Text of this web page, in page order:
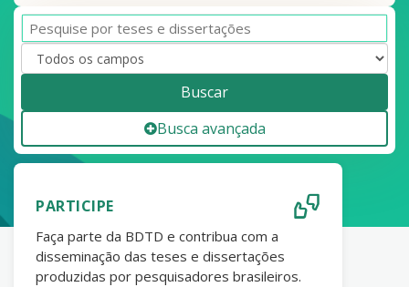
Buscar
Busca avançada
PARTICIPE
Faça parte da BDTD e contribua com a
disseminação das teses e dissertações
produzidas por pesquisadores brasileiros.